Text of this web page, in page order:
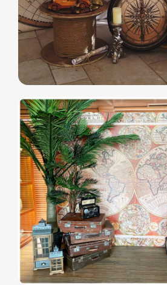
Написать в Телеграм
Фото и видео
Навигация
Уникальные
Фотобудка
Лед фотозона
Холобокс
Фотозеркало
Флипбук-студия
ИИ фотобудка
Фотомагниты
Стерео фото
Фруктовый
Караоке-будка
Кто громче?
Сила крика
Велооркестр
Танц. автомат
Экстрим
Музыкальный
Силомер
Блог